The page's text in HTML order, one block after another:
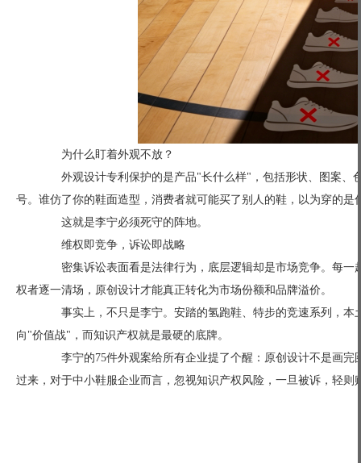
为什么盯着外观不放？
外观设计专利保护的是产品"长什么样"，包括形状、图案、
号。谁仿了你的鞋面造型，消费者就可能买了别人的鞋，以为穿的是
这就是李宁必须死守的阵地。
维权即竞争，诉讼即战略
密集诉讼表面看是法律行为，底层逻辑却是市场竞争。每一
权者逐一清场，原创设计才能真正转化为市场份额和品牌溢价。
事实上，不只是李宁。安踏的氢跑鞋、特步的竞速系列，本
向"价值战"，而知识产权就是最硬的底牌。
李宁的75件外观案给所有企业提了个醒：原创设计不是画完
过来，对于中小鞋服企业而言，忽视知识产权风险，一旦被诉，轻则